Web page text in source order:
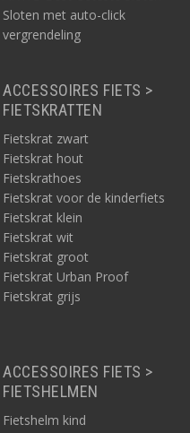
verkopen, direct zelf
we geen tijd en zijn we
Daarbij is het voor ons
gesproken al de
Sloten met auto-click
vergrendeling
ACCESSOIRES FIETS >
FIETSKRATTEN
Fietskrat zwart
Fietskrat hout
Fietskrathoes
Fietskrat voor de kinderfiets
Fietskrat klein
Fietskrat wit
Fietskrat groot
Fietskrat Urban Proof
Fietskrat grijs
ACCESSOIRES FIETS >
FIETSHELMEN
Fietshelm kind